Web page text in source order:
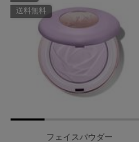
送料無料
フェイスパウダー